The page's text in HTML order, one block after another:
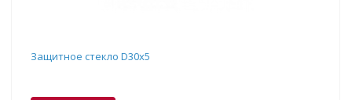
Защитное стекло D30x5